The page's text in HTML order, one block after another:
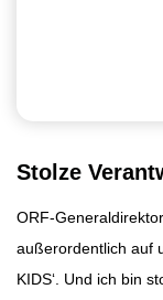
Stolze
ORF-
außerordentlich auf
KIDS‘. Und ich bin